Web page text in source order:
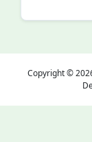
Copyright ©